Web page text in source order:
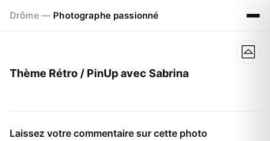
Drôme — Photographe passionné
Thème Rétro / PinUp avec Sabrina
Laissez votre commentaire sur cette photo